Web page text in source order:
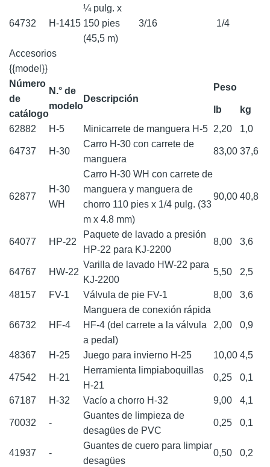
64732 H-1415
¼ pulg. x
150 pies
(45,5 m)
3/16 1/4
Accesorios
{{model}}
Número
de
catálogo
N.° de
modelo
Descripción
Peso
lb
kg
62882
H-5 Minicarrete de manguera H-5 2,20 1,0
64737 H-30
Carro H-30 con carrete de
manguera
83,00 37,6
62877
H-30
WH
Carro H-30 WH con carrete de
manguera y manguera de
chorro 110 pies x 1/4 pulg. (33
m x 4.8 mm)
90,00 40,8
64077 HP-22
Paquete de lavado a presión
HP-22 para KJ-2200
8,00 3,6
64767 HW-22
Varilla de lavado HW-22 para
KJ-2200
5,50 2,5
48157 FV-1 Válvula de pie FV-1 8,00 3,6
66732 HF-4
Manguera de conexión rápida
HF-4 (del carrete a la válvula
a pedal)
2,00 0,9
48367 H-25 Juego para invierno H-25 10,00 4,5
47542 H-21
Herramienta limpiaboquillas
H-21
0,25 0,1
67187 H-32 Vacío a chorro H-32 9,00 4,1
70032 -
Guantes de limpieza de
desagües de PVC
0,25 0,1
41937 -
Guantes de cuero para limpiar
desagües
0,50 0,2